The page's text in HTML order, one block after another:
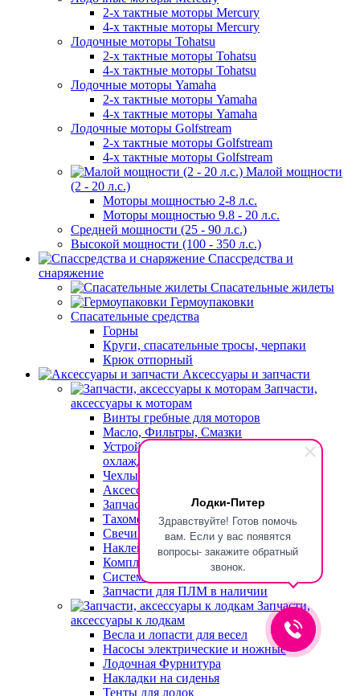
Лодки-Питер
Здравствуйте! Готов помочь
вам. Если у вас появятся
вопросы- закажите обратный
звонок.
2-х тактные моторы Mercury
4-х тактные моторы Mercury
Лодочные моторы Tohatsu
2-х тактные моторы Tohatsu
4-х тактные моторы Tohatsu
Лодочные моторы Yamaha
2-х тактные моторы Yamaha
4-х тактные моторы Yamaha
Лодочные моторы Golfstream
2-х тактные моторы Golfstream
4-х тактные моторы Golfstream
Малой мощности
(2 - 20 л.с.)
Моторы мощностью 2-8 л.с.
Моторы мощностью 9.8 - 20 л.с.
Средней мощности (25 - 90 л.с.)
Высокой мощности (100 - 350 л.с.)
Спассредства и
снаряжение
Спасательные жилеты
Гермоупаковки
Спасательные средства
Горны
Круги, спасательные тросы, черпаки
Крюк отпорный
Аксессуары и запчасти
Запчасти,
аксессуары к моторам
Винты гребные для моторов
Масло, Фильтры, Смазки
Устройства для промывки системы
охлаждения
Чехлы и тележки для транспортировки
Аксессуары к моторам
Запчасти для моторов
Тахометры для двигателя
Свечи зажигания
Наклейки на лодочные моторы
Комплектующие топливных систем
Системы дистанционного управления
Запчасти для ПЛМ в наличии
Запчасти,
аксессуары к лодкам
Весла и лопасти для весел
Насосы электрические и ножные
Лодочная Фурнитура
Накладки на сиденья
Тенты для лодок